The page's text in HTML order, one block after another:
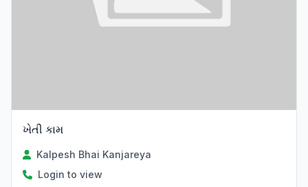
ખેતી કામ
Kalpesh Bhai Kanjareya
Login to view